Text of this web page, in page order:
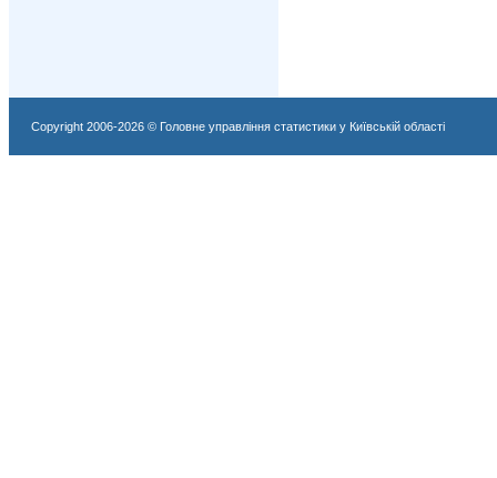
Copyright 2006-2026 © Головне управління статистики у Київській області